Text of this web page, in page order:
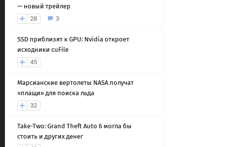
— новый трейлер
28
3
SSD приблизят к GPU: Nvidia откроет
исходники cuFile
45
Марсианские вертолеты NASA получат
«плащи» для поиска льда
32
Take-Two: Grand Theft Auto 6 могла бы
стоить и других денег